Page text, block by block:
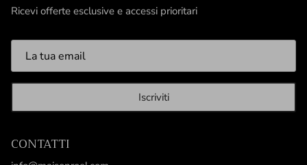
Ricevi offerte esclusive e accessi prioritari
Iscriviti
CONTATTI